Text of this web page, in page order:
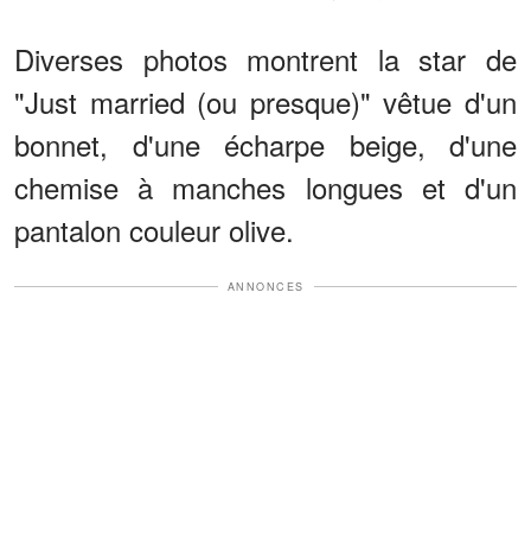
Diverses photos montrent la star de
"Just married (ou presque)" vêtue d'un
bonnet, d'une écharpe beige, d'une
chemise à manches longues et d'un
pantalon couleur olive.
ANNONCES